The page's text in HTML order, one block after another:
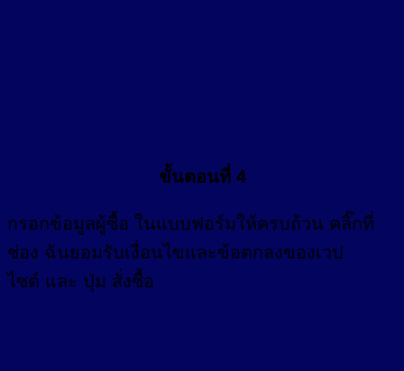
ขั้นตอนที่ 4
กรอกข้อมูลผู้ซื้อ ในแบบฟอร์มให้ครบถ้วน คลิ๊กที่
ช่อง ฉันยอมรับเงื่อนไขและข้อตกลงของเวป
ไซต์ และ ปุ่ม สั่งซื้อ